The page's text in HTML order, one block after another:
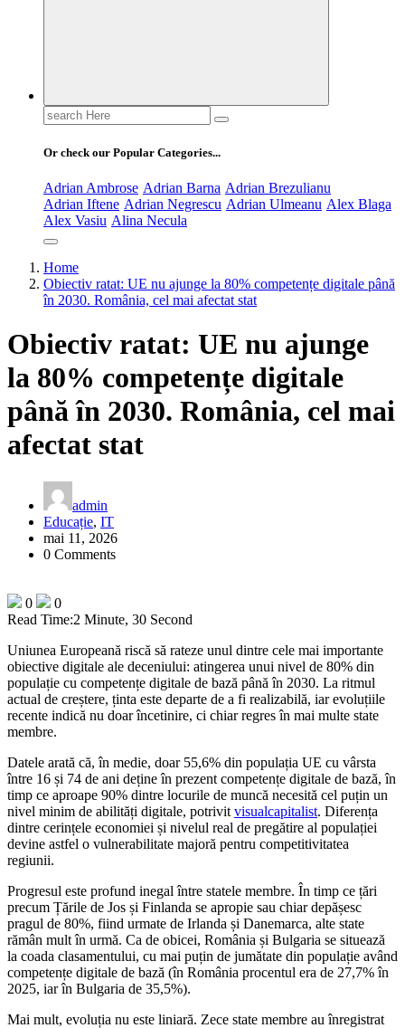
Search
for:
Or check our Popular Categories...
Adrian Ambrose Adrian Barna Adrian Brezulianu
Adrian Iftene Adrian Negrescu Adrian Ulmeanu Alex Blaga
Alex Vasiu Alina Necula
Home
Obiectiv ratat: UE nu ajunge la 80% competențe digitale până
în 2030. România, cel mai afectat stat
Obiectiv ratat: UE nu ajunge
la 80% competențe digitale
până în 2030. România, cel mai
afectat stat
admin
Educație, IT
mai 11, 2026
0 Comments
0
0
Read Time:2 Minute, 30 Second
Uniunea Europeană riscă să rateze unul dintre cele mai importante
obiective digitale ale deceniului: atingerea unui nivel de 80% din
populație cu competențe digitale de bază până în 2030. La ritmul
actual de creștere, ținta este departe de a fi realizabilă, iar evoluțiile
recente indică nu doar încetinire, ci chiar regres în mai multe state
membre.
Datele arată că, în medie, doar 55,6% din populația UE cu vârsta
între 16 și 74 de ani deține în prezent competențe digitale de bază, în
timp ce aproape 90% dintre locurile de muncă necesită cel puțin un
nivel minim de abilități digitale, potrivit visualcapitalist. Diferența
dintre cerințele economiei și nivelul real de pregătire al populației
devine astfel o vulnerabilitate majoră pentru competitivitatea
regiunii.
Progresul este profund inegal între statele membre. În timp ce țări
precum Țările de Jos și Finlanda se apropie sau chiar depășesc
pragul de 80%, fiind urmate de Irlanda și Danemarca, alte state
rămân mult în urmă. Ca de obicei, România și Bulgaria se situează
la coada clasamentului, cu mai puțin de jumătate din populație având
competențe digitale de bază (în România procentul era de 27,7% în
2025, iar în Bulgaria de 35,5%).
Mai mult, evoluția nu este liniară. Zece state membre au înregistrat